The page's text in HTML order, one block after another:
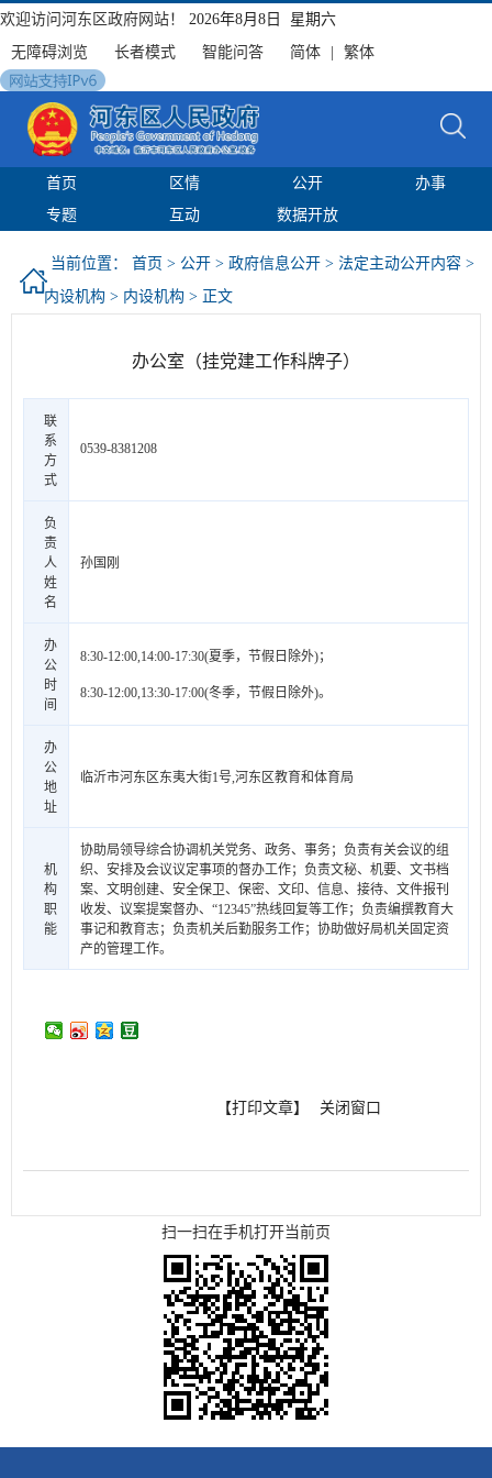
欢迎访问河东区政府网站！
2026年8月8日 星期六
无障碍浏览
长者模式 智能问答 简体 繁体
首页 区情 公开
办事
专题
互动 数据开放
当前位置： 首页 > 公开 > 政府信息公开 > 法定主动公开内容 >
内设机构 > 内设机构 > 正文
办公室（挂党建工作科牌子）
联
系
方
式
0539-8381208
负
责
人
姓
名
孙国刚
办
公
时
间
8:30-12:00,14:00-17:30(夏季，节假日除外)；
8:30-12:00,13:30-17:00(冬季，节假日除外)。
办
公
地
址
临沂市河东区东夷大街1号,河东区教育和体育局
机
构
职
能
协助局领导综合协调机关党务、政务、事务；负责有关会议的组
织、安排及会议议定事项的督办工作；负责文秘、机要、文书档
案、文明创建、安全保卫、保密、文印、信息、接待、文件报刊
收发、议案提案督办、“12345”热线回复等工作；负责编撰教育大
事记和教育志；负责机关后勤服务工作；协助做好局机关固定资
产的管理工作。
【打印文章】 关闭窗口
扫一扫在手机打开当前页